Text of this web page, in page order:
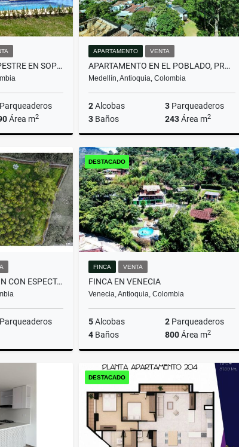
VENTA DE CASA CAMPESTRE EN SOPETRAN (MLS#251476)
Parqueaderos
Área m2
Venta
APARTAMENTO VENTA
APARTAMENTO EN EL POBLADO, PROYECTO NUEVO PARA DISEÑAR A TU ESTILO
Medellín, Antioquia, Colombia
2Alcobas 3 Parqueaderos
3 Baños 243Área m2
Venta
$2.650.000.000
LOTE EN PARCELACIÓN CON ESPECTACULAR VISTA SOBRE MEDELLÍN
Parqueaderos
DESTACADO
FINCA VENTA
FINCA EN VENECIA
Venecia, Antioquia, Colombia
5Alcobas 2 Parqueaderos
4 Baños 800Área m2
Venta
DESTACADO